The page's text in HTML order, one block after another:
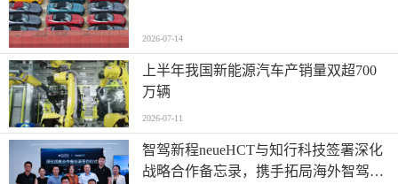
2026-07-14
上半年我国新能源汽车产销量双超700
万辆
2026-07-11
智驾新程neueHCT与知行科技签署深化
战略合作备忘录，携手拓局海外智驾市